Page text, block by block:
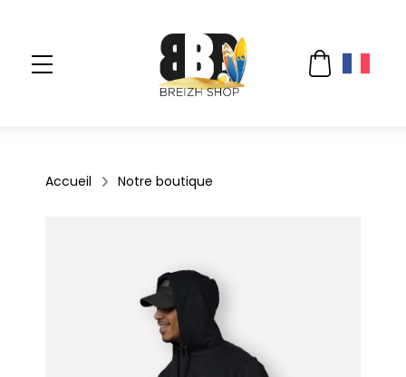
Accueil Notre boutique